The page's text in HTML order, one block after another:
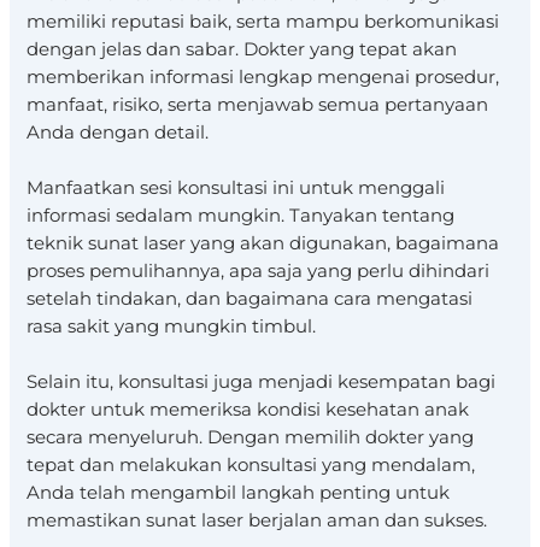
memiliki reputasi baik, serta mampu berkomunikasi
dengan jelas dan sabar. Dokter yang tepat akan
memberikan informasi lengkap mengenai prosedur,
manfaat, risiko, serta menjawab semua pertanyaan
Anda dengan detail.
Manfaatkan sesi konsultasi ini untuk menggali
informasi sedalam mungkin. Tanyakan tentang
teknik sunat laser yang akan digunakan, bagaimana
proses pemulihannya, apa saja yang perlu dihindari
setelah tindakan, dan bagaimana cara mengatasi
rasa sakit yang mungkin timbul.
Selain itu, konsultasi juga menjadi kesempatan bagi
dokter untuk memeriksa kondisi kesehatan anak
secara menyeluruh. Dengan memilih dokter yang
tepat dan melakukan konsultasi yang mendalam,
Anda telah mengambil langkah penting untuk
memastikan sunat laser berjalan aman dan sukses.